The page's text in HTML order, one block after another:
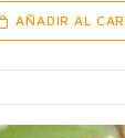
AÑADIR AL